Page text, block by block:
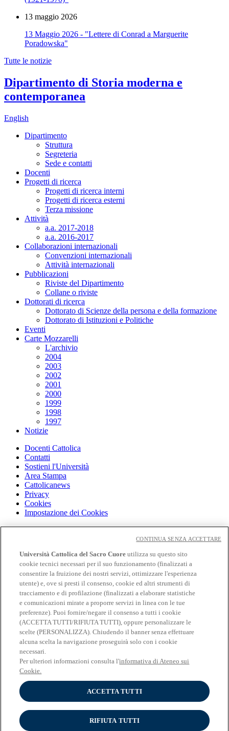
13 maggio 2026
13 Maggio 2026 - "Lettere di Conrad a Marguerite
Poradowska"
Tutte le notizie
Dipartimento di Storia moderna e
contemporanea
English
Dipartimento
Struttura
Segreteria
Sede e contatti
Docenti
Progetti di ricerca
Progetti di ricerca interni
Progetti di ricerca esterni
Terza missione
Attività
a.a. 2017-2018
a.a. 2016-2017
Collaborazioni internazionali
Convenzioni internazionali
Attività internazionali
Pubblicazioni
Riviste del Dipartimento
Collane o riviste
Dottorati di ricerca
Dottorato di Scienze della persona e della formazione
Dottorato di Istituzioni e Politiche
Eventi
Carte Mozzarelli
L'archivio
2004
2003
2002
2001
2000
1999
1998
1997
Notizie
Docenti Cattolica
Contatti
Sostieni l'Università
Area Stampa
Cattolicanews
Privacy
Cookies
Impostazione dei Cookies
Cloudmail
OFF-CAMPUS
Intranet
Biblioteca
Librerie
Educatt
CV Online
Albo fornitori
Bandi e gare
Verifica Certificati
Seguici su
Università Cattolica del Sacro Cuore
Università Cattolica del Sacro Cuore utilizza su questo sito
cookie tecnici necessari per il suo funzionamento (finalizzati a
consentire la fruizione dei nostri servizi, ottimizzare l'esperienza
utente) e, ove si presti il consenso, cookie ed altri strumenti di
tracciamento e di profilazione (finalizzati a elaborare statistiche
e comunicazioni mirate a proporre servizi in linea con le tue
preferenze). Puoi fornire/negare il consenso a tutti i cookie
(ACCETTA TUTTI/RIFIUTA TUTTI), oppure personalizzare le
scelte (PERSONALIZZA). Chiudendo il banner senza effettuare
alcuna scelta la navigazione proseguirà solo con i cookie
necessari.
Per ulteriori informazioni consulta l'informativa di Ateneo sui
Cookie.
ACCETTA TUTTI
RIFIUTA TUTTI
CONTINUA SENZA ACCETTARE